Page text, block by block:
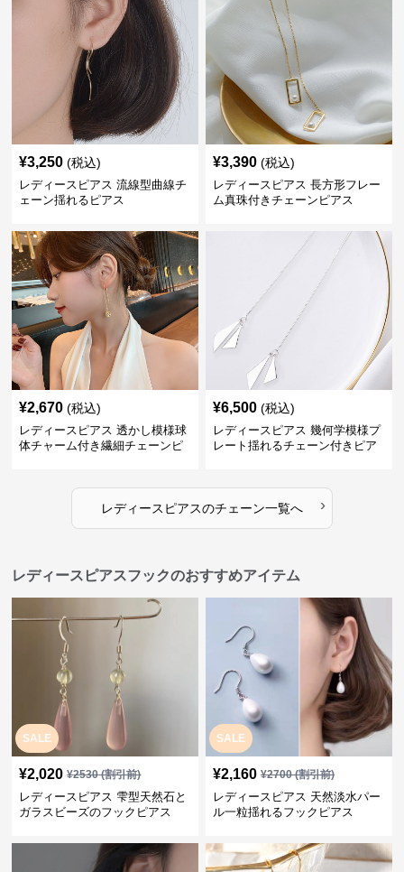
¥3,250 (税込)
レディースピアス 流線型曲線チ
ェーン揺れるピアス
¥3,390 (税込)
レディースピアス 長方形フレー
ム真珠付きチェーンピアス
¥2,670 (税込)
レディースピアス 透かし模様球
体チャーム付き繊細チェーンピ
¥6,500 (税込)
レディースピアス 幾何学模様プ
レート揺れるチェーン付きピア
レディースピアスのチェーン一覧へ ›
レディースピアスフックのおすすめアイテム
SALE
¥2,020 ¥2530(割引前)
レディースピアス 雫型天然石と
ガラスビーズのフックピアス
SALE
¥2,160 ¥2700(割引前)
レディースピアス 天然淡水パー
ル一粒揺れるフックピアス